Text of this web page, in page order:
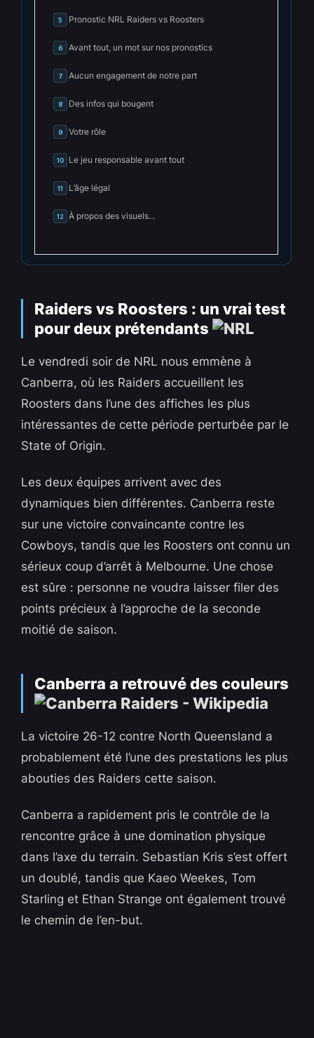
5 Pronostic NRL Raiders vs Roosters
6 Avant tout, un mot sur nos pronostics
7 Aucun engagement de notre part
8 Des infos qui bougent
9 Votre rôle
10 Le jeu responsable avant tout
11 L’âge légal
12 À propos des visuels…
Raiders vs Roosters : un vrai test
pour deux prétendants
Le vendredi soir de NRL nous emmène à
Canberra, où les Raiders accueillent les
Roosters dans l’une des affiches les plus
intéressantes de cette période perturbée par le
State of Origin.
Les deux équipes arrivent avec des
dynamiques bien différentes. Canberra reste
sur une victoire convaincante contre les
Cowboys, tandis que les Roosters ont connu un
sérieux coup d’arrêt à Melbourne. Une chose
est sûre : personne ne voudra laisser filer des
points précieux à l’approche de la seconde
moitié de saison.
Canberra a retrouvé des couleurs
La victoire 26-12 contre North Queensland a
probablement été l’une des prestations les plus
abouties des Raiders cette saison.
Canberra a rapidement pris le contrôle de la
rencontre grâce à une domination physique
dans l’axe du terrain. Sebastian Kris s’est offert
un doublé, tandis que Kaeo Weekes, Tom
Starling et Ethan Strange ont également trouvé
le chemin de l’en-but.